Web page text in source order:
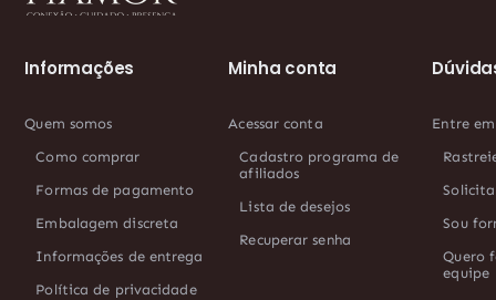
Informações
Quem somos
Como comprar
Formas de pagamento
Embalagem discreta
Informações de entrega
Política de privacidade
Minha conta
Acessar conta
Cadastro programa de
afiliados
Lista de desejos
Recuperar senha
Entre
Sou
Quero
equipe